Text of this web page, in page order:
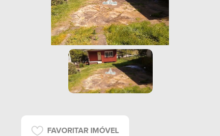
FAVORITAR IMÓVEL